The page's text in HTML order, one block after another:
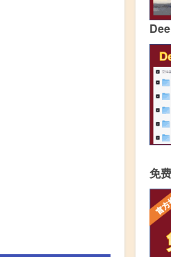
免